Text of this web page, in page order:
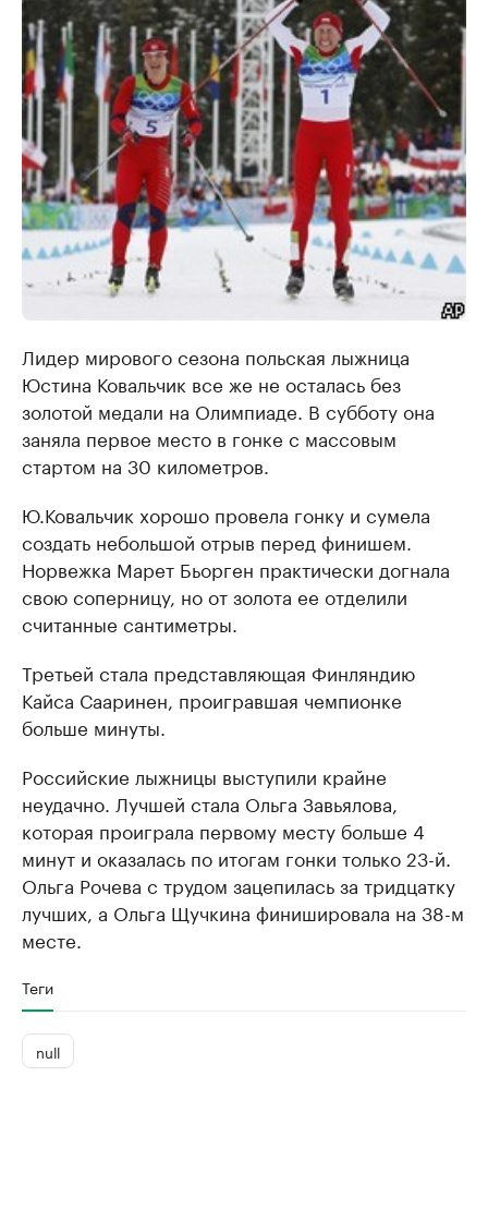
Лидер мирового сезона польская лыжница
Юстина Ковальчик все же не осталась без
золотой медали на Олимпиаде. В субботу она
заняла первое место в гонке с массовым
стартом на 30 километров.
Ю.Ковальчик хорошо провела гонку и сумела
создать небольшой отрыв перед финишем.
Норвежка Марет Бьорген практически догнала
свою соперницу, но от золота ее отделили
считанные сантиметры.
Третьей стала представляющая Финляндию
Кайса Сааринен, проигравшая чемпионке
больше минуты.
Российские лыжницы выступили крайне
неудачно. Лучшей стала Ольга Завьялова,
которая проиграла первому месту больше 4
минут и оказалась по итогам гонки только 23-й.
Ольга Рочева с трудом зацепилась за тридцатку
лучших, а Ольга Щучкина финишировала на 38-м
месте.
Теги
null